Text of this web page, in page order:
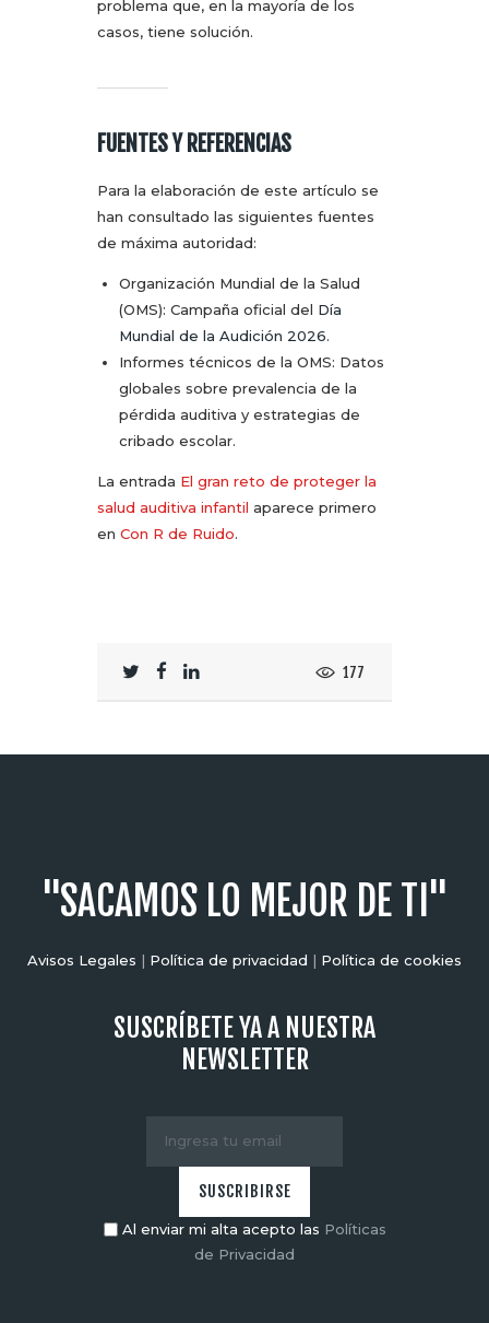
problema que, en la mayoría de los
casos, tiene solución.
FUENTES Y REFERENCIAS
Para la elaboración de este artículo se
han consultado las siguientes fuentes
de máxima autoridad:
Organización Mundial de la Salud
(OMS): Campaña oficial del Día
Mundial de la Audición 2026.
Informes técnicos de la OMS: Datos
globales sobre prevalencia de la
pérdida auditiva y estrategias de
cribado escolar.
La entrada El gran reto de proteger la
salud auditiva infantil aparece primero
en Con R de Ruido.
177
"SACAMOS LO MEJOR DE TI"
Avisos Legales | Política de privacidad | Política de cookies
SUSCRÍBETE YA A NUESTRA
NEWSLETTER
Al enviar mi alta acepto las Políticas
de Privacidad